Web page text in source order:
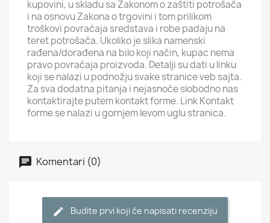
kupovini, u skladu sa Zakonom o zaštiti potrošača
i na osnovu Zakona o trgovini i tom prilikom
troškovi povraćaja sredstava i robe padaju na
teret potrošača. Ukoliko je slika namenski
rađena/dorađena na bilo koji način, kupac nema
pravo povraćaja proizvoda. Detalji su dati u linku
koji se nalazi u podnožju svake stranice veb sajta.
Za sva dodatna pitanja i nejasnoće slobodno nas
kontaktirajte putem kontakt forme. Link Kontakt
forme se nalazi u gornjem levom uglu stranica.
Komentari (0)
Budite prvi koji će napisati recenziju